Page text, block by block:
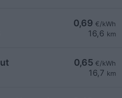
0,69 €/kWh
16,6 km
0,65 €/kWh
16,7 km